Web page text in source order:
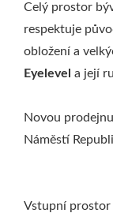
Celý prostor
respektuje
obložení a
Eyelevel a její
Novou prodejnu
Náměstí
Vstupní prostor